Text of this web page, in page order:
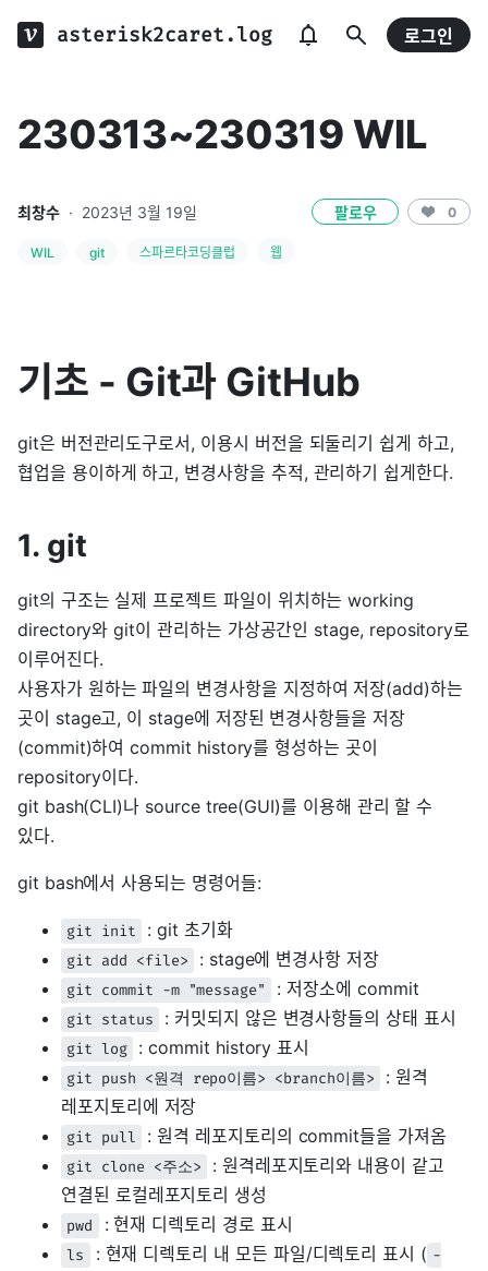
asterisk2caret.log 로그인
230313~230319 WIL
최창수 · 2023년 3월 19일 팔로우 0
WIL git 스파르타코딩클럽 웹
기초 - Git과 GitHub
git은 버전관리도구로서, 이용시 버전을 되둘리기 쉽게 하고,
협업을 용이하게 하고, 변경사항을 추적, 관리하기 쉽게한다.
1. git
git의 구조는 실제 프로젝트 파일이 위치하는 working
directory와 git이 관리하는 가상공간인 stage, repository로
이루어진다.
사용자가 원하는 파일의 변경사항을 지정하여 저장(add)하는
곳이 stage고, 이 stage에 저장된 변경사항들을 저장
(commit)하여 commit history를 형성하는 곳이
repository이다.
git bash(CLI)나 source tree(GUI)를 이용해 관리 할 수
있다.
git bash에서 사용되는 명령어들:
git init : git 초기화
git add <file> : stage에 변경사항 저장
git commit -m "message" : 저장소에 commit
git status : 커밋되지 않은 변경사항들의 상태 표시
git log : commit history 표시
git push <원격 repo이름> <branch이름>
: 원격
레포지토리에 저장
git pull : 원격 레포지토리의 commit들을 가져옴
git clone <주소>
: 원격레포지토리와 내용이 같고
연결된 로컬레포지토리 생성
pwd : 현재 디렉토리 경로 표시
ls : 현재 디렉토리 내 모든 파일/디렉토리 표시 ( -